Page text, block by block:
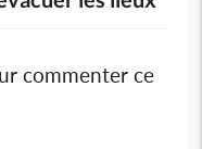
commenter ce